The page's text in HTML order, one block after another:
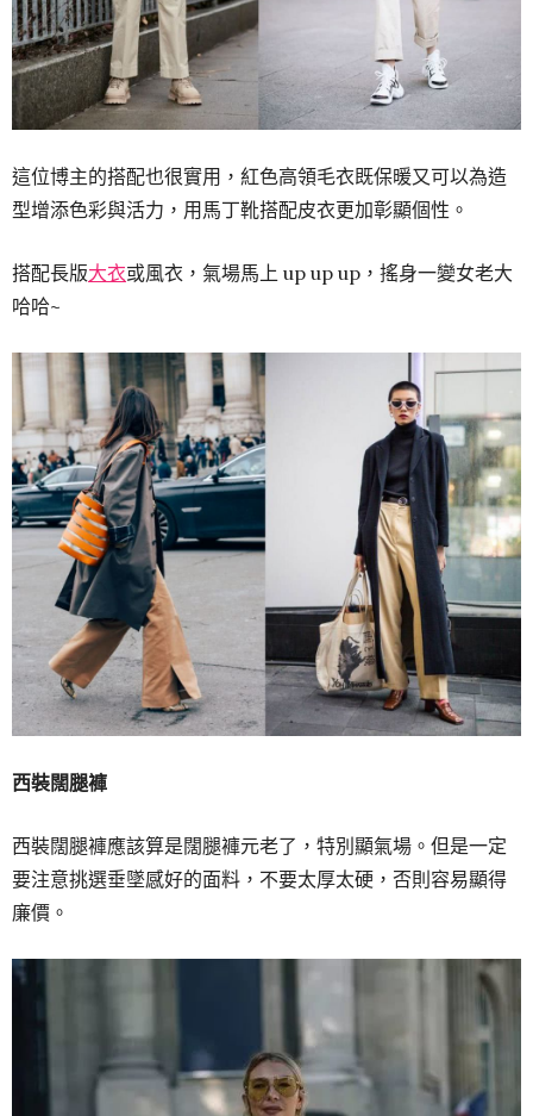
這位博主的搭配也很實用，紅色高領毛衣既保暖又可以為造
型增添色彩與活力，用馬丁靴搭配皮衣更加彰顯個性。
搭配長版大衣或風衣，氣場馬上 up up up，搖身一變女老大
哈哈~
西裝闊腿褲
西裝闊腿褲應該算是闊腿褲元老了，特別顯氣場。但是一定
要注意挑選垂墜感好的面料，不要太厚太硬，否則容易顯得
廉價。